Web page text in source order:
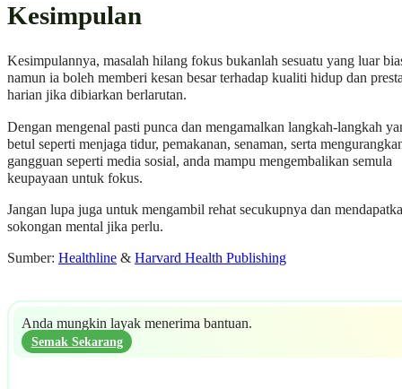
Kesimpulan
Kesimpulannya, masalah hilang fokus bukanlah sesuatu yang luar
namun ia boleh memberi kesan besar terhadap kualiti hidup dan
harian jika dibiarkan berlarutan.
Dengan mengenal pasti punca dan mengamalkan langkah-langkah
betul seperti menjaga tidur, pemakanan, senaman, serta
gangguan seperti media sosial, anda mampu mengembalikan semula
keupayaan untuk fokus.
Jangan lupa juga untuk mengambil rehat secukupnya dan
sokongan mental jika perlu.
Sumber: Healthline & Harvard Health Publishing
Anda mungkin layak menerima bantuan.
Semak Sekarang